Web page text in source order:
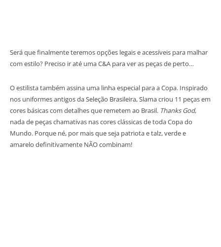
Será que finalmente teremos opções legais e acessíveis para malhar
com estilo? Preciso ir até uma C&A para ver as peças de perto…
O estilista também assina uma linha especial para a Copa. Inspirado
nos uniformes antigos da Seleção Brasileira, Slama criou 11 peças em
cores básicas com detalhes que remetem ao Brasil. Thanks God,
nada de peças chamativas nas cores clássicas de toda Copa do
Mundo. Porque né, por mais que seja patriota e talz, verde e
amarelo definitivamente NÃO combinam!